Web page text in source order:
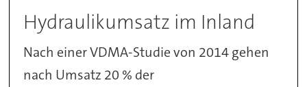
Hydraulikumsatz im Inland
Nach einer VDMA-Studie von 2014 gehen
nach Umsatz 20 % der